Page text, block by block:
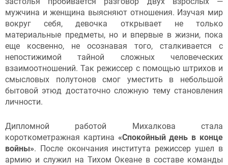
мужчина и женщина выясняют отношения. Изучая мир
вокруг себя, девочка открывает не только
материальные предметы, но и впервые в жизни, пока
еще косвенно, не осознавая того, сталкивается с
непостижимой тайной сложных человеческих
взаимоотношений. Так режиссер с помощью штрихов и
смысловых полутонов смог уместить в небольшой
бытовой этюд достаточно сложную тему становления
личности.
Дипломной работой Михалкова стала
короткометражная картина «Спокойный день в конце
войны». После окончания института режиссер ушел в
армию и служил на Тихом Океане в составе команды